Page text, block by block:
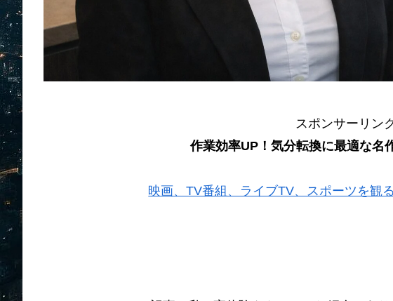
スポンサーリン
作業効率UP！気分転換に最適な名
映画、TV番組、ライブTV、スポーツを観